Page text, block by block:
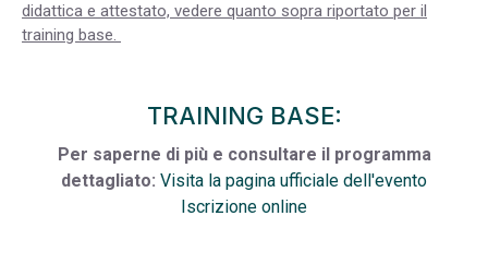
didattica e attestato, vedere quanto sopra riportato per il
training base.
TRAINING BASE:
Per saperne di più e consultare il programma
dettagliato: Visita la pagina ufficiale dell'evento
Iscrizione online